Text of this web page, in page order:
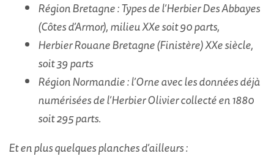
Région Bretagne : Types de l’Herbier Des Abbayes
(Côtes d’Armor), milieu XXe soit 90 parts,
Herbier Rouane Bretagne (Finistère) XXe siècle,
soit 39 parts
Région Normandie : l’Orne avec les données déjà
numérisées de l’Herbier Olivier collecté en 1880
soit 295 parts.
Et en plus quelques planches d’ailleurs :